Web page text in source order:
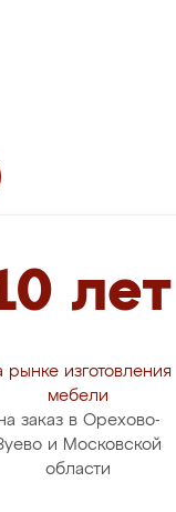
лет
рынке изготовления
мебели
заказ в Орехово-
и Московской
области